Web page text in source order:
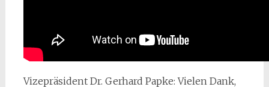
Vizepräsident Dr. Gerhard Papke: Vielen Dank,